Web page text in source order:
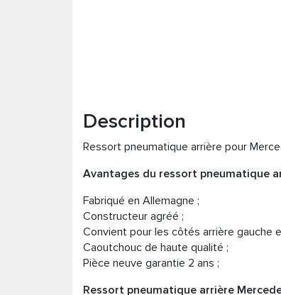
Description
Ressort pneumatique arrière pour
Avantages du ressort pneumatique
Fabriqué en Allemagne ;
Constructeur agréé ;
Convient pour les côtés arrière gauche
Caoutchouc de haute qualité ;
Pièce neuve garantie 2 ans ;
Ressort pneumatique arrière